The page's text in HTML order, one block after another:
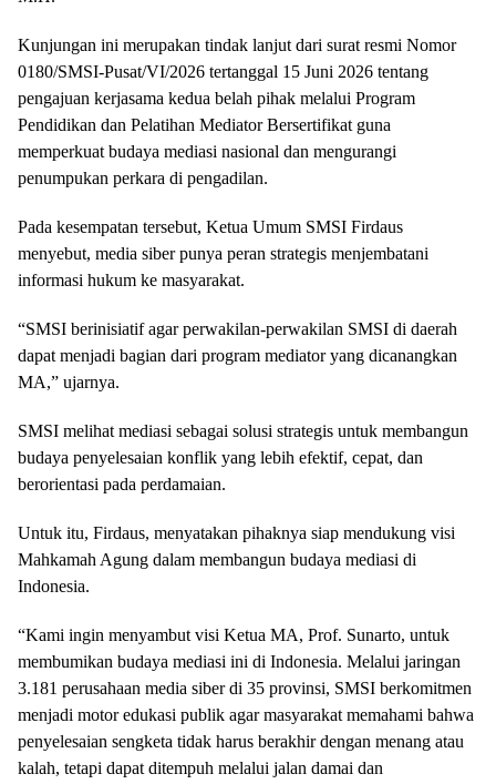
Kunjungan ini merupakan tindak lanjut dari surat resmi Nomor
0180/SMSI-Pusat/VI/2026 tertanggal 15 Juni 2026 tentang
pengajuan kerjasama kedua belah pihak melalui Program
Pendidikan dan Pelatihan Mediator Bersertifikat guna
memperkuat budaya mediasi nasional dan mengurangi
penumpukan perkara di pengadilan.
Pada kesempatan tersebut, Ketua Umum SMSI Firdaus
menyebut, media siber punya peran strategis menjembatani
informasi hukum ke masyarakat.
“SMSI berinisiatif agar perwakilan-perwakilan SMSI di daerah
dapat menjadi bagian dari program mediator yang dicanangkan
MA,” ujarnya.
SMSI melihat mediasi sebagai solusi strategis untuk membangun
budaya penyelesaian konflik yang lebih efektif, cepat, dan
berorientasi pada perdamaian.
Untuk itu, Firdaus, menyatakan pihaknya siap mendukung visi
Mahkamah Agung dalam membangun budaya mediasi di
Indonesia.
“Kami ingin menyambut visi Ketua MA, Prof. Sunarto, untuk
membumikan budaya mediasi ini di Indonesia. Melalui jaringan
3.181 perusahaan media siber di 35 provinsi, SMSI berkomitmen
menjadi motor edukasi publik agar masyarakat memahami bahwa
penyelesaian sengketa tidak harus berakhir dengan menang atau
kalah, tetapi dapat ditempuh melalui jalan damai dan